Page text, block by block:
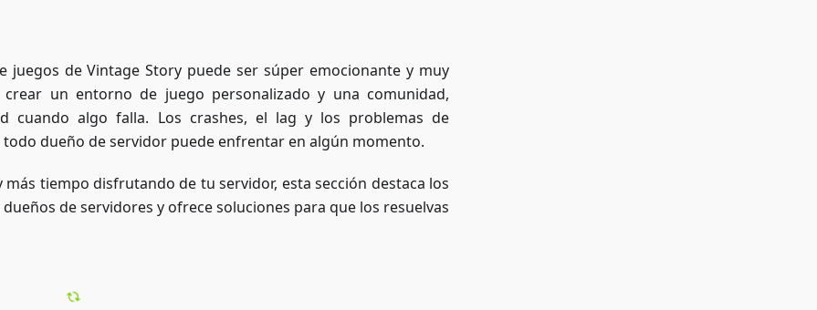
de Vintage Story puede ser súper emocionante y muy
un entorno de juego personalizado y una comunidad,
cuando algo falla. Los crashes, el lag y los problemas de
dueño de servidor puede enfrentar en algún momento.
tiempo disfrutando de tu servidor, esta sección destaca los
de servidores y ofrece soluciones para que los resuelvas